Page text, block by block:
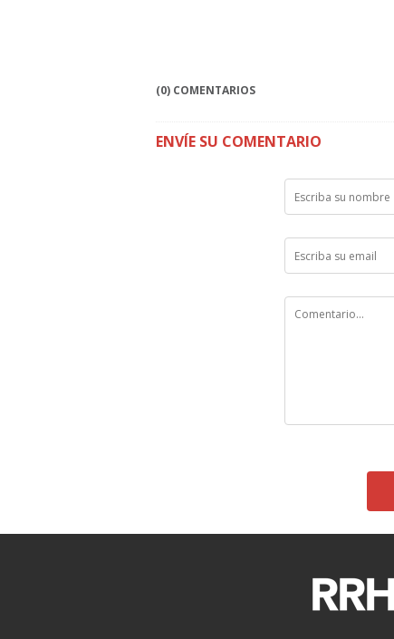
(0) COMENTARIOS
ENVÍE SU COMENTARIO